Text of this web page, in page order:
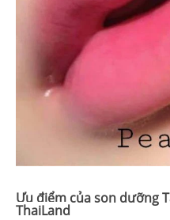
Ưu điểm của son dưỡng
ThaiLand